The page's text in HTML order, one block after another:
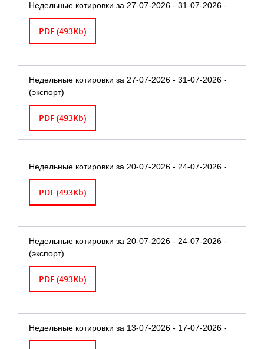
Недельные котировки за 27-07-2026 - 31-07-2026 -
PDF (493Kb)
Недельные котировки за 27-07-2026 - 31-07-2026 -
(экспорт)
PDF (493Kb)
Недельные котировки за 20-07-2026 - 24-07-2026 -
PDF (493Kb)
Недельные котировки за 20-07-2026 - 24-07-2026 -
(экспорт)
PDF (493Kb)
Недельные котировки за 13-07-2026 - 17-07-2026 -